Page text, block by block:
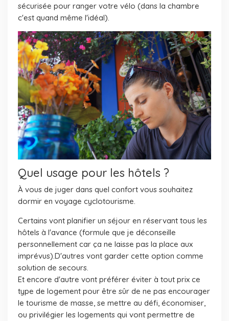
sécurisée pour ranger votre vélo (dans la chambre
c'est quand même l'idéal).
Quel usage pour les hôtels ?
À vous de juger dans quel confort vous souhaitez
dormir en voyage cyclotourisme.
Certains vont planifier un séjour en réservant tous les
hôtels à l'avance (formule que je déconseille
personnellement car ça ne laisse pas la place aux
imprévus).D'autres vont garder cette option comme
solution de secours.
Et encore d'autre vont préférer éviter à tout prix ce
type de logement pour être sûr de ne pas encourager
le tourisme de masse, se mettre au défi, économiser,
ou privilégier les logements qui vont permettre de